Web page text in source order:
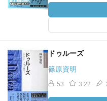
ドゥルーズ
篠原資明
53 3.22